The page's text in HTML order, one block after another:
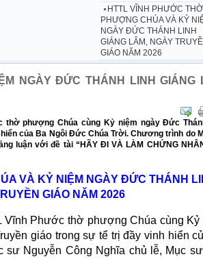
HTTL VĨNH PHƯỚC THỜ
PHƯỢNG CHÚA VÀ KỶ
NGÀY ĐỨC THÁNH LINH
GIÁNG LÂM, NGÀY
GIÁO NĂM 2026
NGÀY ĐỨC THÁNH LINH GIÁNG
thờ phượng Chúa cùng Kỷ niệm ngày Đức
của Ba Ngôi Đức Chúa Trời. Chương trình do
luận với đề tài “HÃY ĐI VÀ LÀM CHỨNG
VÀ KỶ NIỆM NGÀY ĐỨC THÁNH
GIÁO NĂM 2026
Phước thờ phượng Chúa cùng Kỷ
giáo trong sự tể trị đầy vinh hiển
Nguyễn Công Nghĩa chủ lễ, Mục